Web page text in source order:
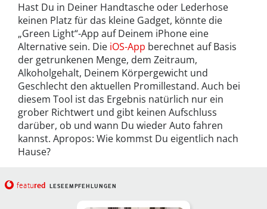
Hast Du in Deiner Handtasche oder Lederhose
keinen Platz für das kleine Gadget, könnte die
„Green Light“-App auf Deinem iPhone eine
Alternative sein. Die iOS-App berechnet auf Basis
der getrunkenen Menge, dem Zeitraum,
Alkoholgehalt, Deinem Körpergewicht und
Geschlecht den aktuellen Promillestand. Auch bei
diesem Tool ist das Ergebnis natürlich nur ein
grober Richtwert und gibt keinen Aufschluss
darüber, ob und wann Du wieder Auto fahren
kannst. Apropos: Wie kommst Du eigentlich nach
Hause?
featured LESEEMPFEHLUNGEN